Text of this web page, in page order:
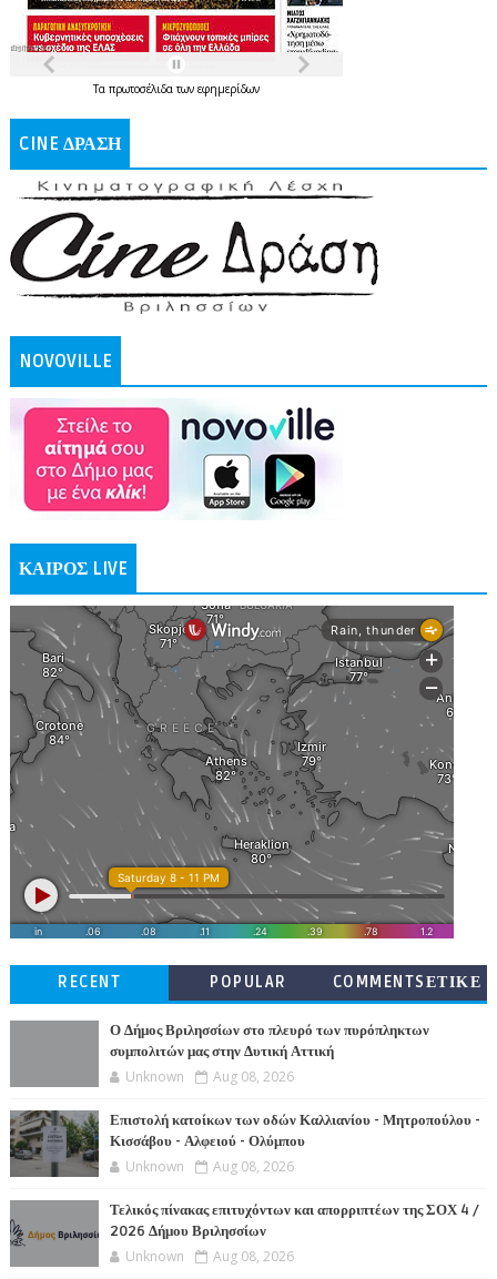
Τα πρωτοσέλιδατων εφημερίδων
CINE ΔΡΑΣΗ
NOVOVILLE
ΚΑΙΡΟΣ LIVE
RECENT POPULAR
COMMENTSΕΤΙΚΕ
Ο Δήμος Βριλησσίων στο πλευρό των πυρόπληκτων
συμπολιτών μας στην Δυτική Αττική
Unknown Aug 08, 2026
Επιστολή κατοίκων των οδών Καλλιανίου - Μητροπούλου -
Κισσάβου - Αλφειού - Ολύμπου
Unknown Aug 08, 2026
Τελικός πίνακας επιτυχόντων και απορριπτέων της ΣΟΧ 4 /
2026 Δήμου Βριλησσίων
Unknown Aug 08, 2026